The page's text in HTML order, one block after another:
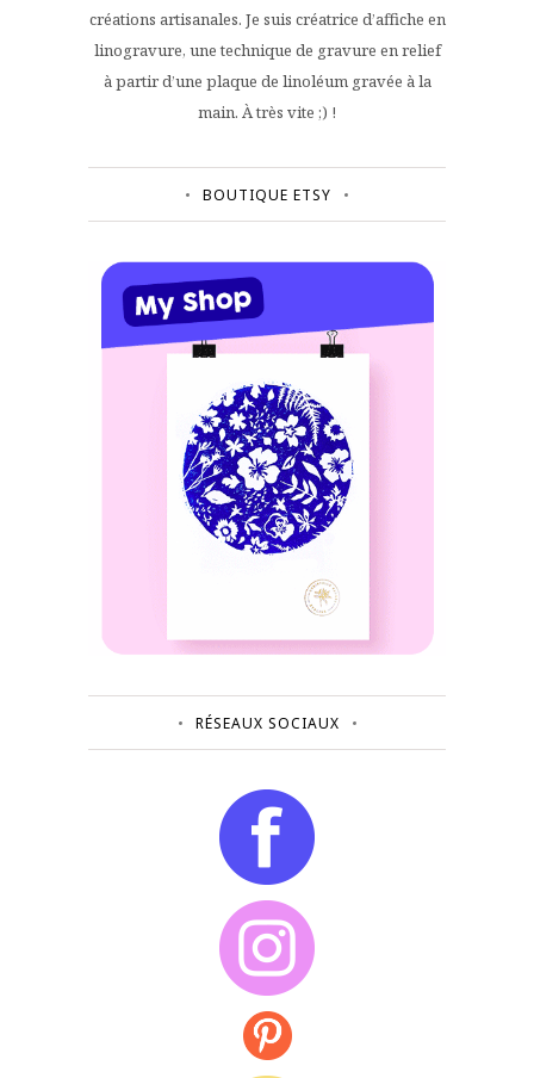
créations artisanales. Je suis créatrice d’affiche en
linogravure, une technique de gravure en relief
à partir d’une plaque de linoléum gravée à la
main. À très vite ;) !
BOUTIQUE ETSY
RÉSEAUX SOCIAUX